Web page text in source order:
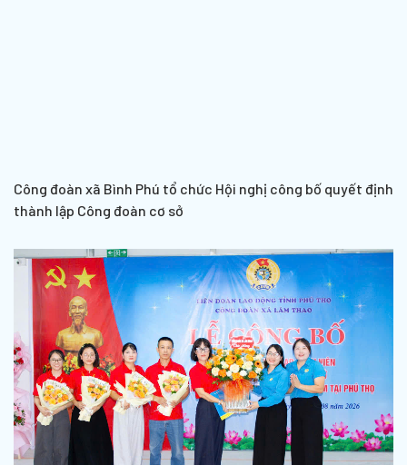
Công đoàn xã Bình Phú tổ chức Hội nghị công bố quyết định
thành lập Công đoàn cơ sở